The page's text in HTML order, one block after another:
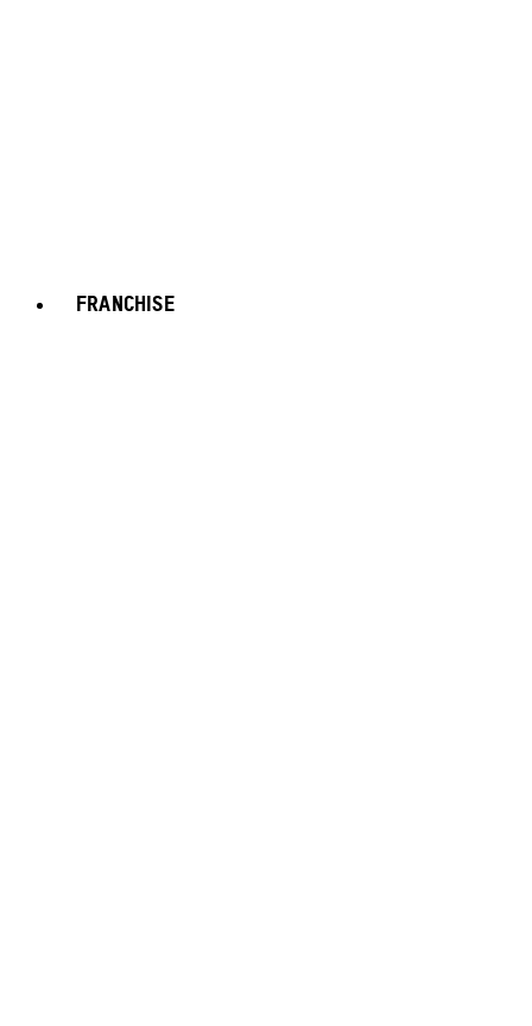
FRANCHISE